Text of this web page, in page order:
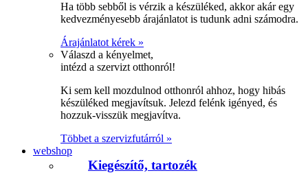
Ha több sebből is vérzik a készüléked, akkor akár egy
kedvezményesebb árajánlatot is tudunk adni számodra.
Árajánlatot kérek »
Válaszd a kényelmet,
intézd a szervizt otthonról!
Ki sem kell mozdulnod otthonról ahhoz, hogy hibás
készüléked megjavítsuk. Jelezd felénk igényed, és
hozzuk-visszük megjavítva.
Többet a szervizfutárról »
webshop
Kiegészítő, tartozék